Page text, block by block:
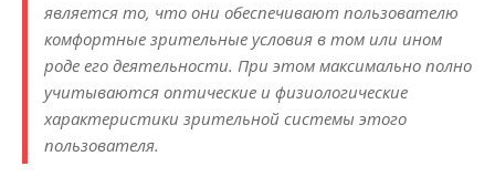
является то, что они обеспечивают пользователю
комфортные зрительные условия в том или ином
роде его деятельности. При этом максимально полно
учитываются оптические и физиологические
характеристики зрительной системы этого
пользователя.